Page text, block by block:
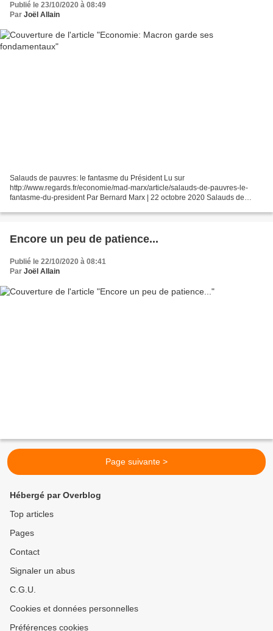
Publié le 23/10/2020 à 08:49
Par Joël Allain
Salauds de pauvres: le fantasme du Président Lu sur
http://www.regards.fr/economie/mad-marx/article/salauds-de-pauvres-le-
fantasme-du-president Par Bernard Marx | 22 octobre 2020 Salauds de
Encore un peu de patience...
Publié le 22/10/2020 à 08:41
Par Joël Allain
Page suivante >
Hébergé par Overblog
Top articles
Pages
Contact
Signaler un abus
C.G.U.
Cookies et données personnelles
Préférences cookies